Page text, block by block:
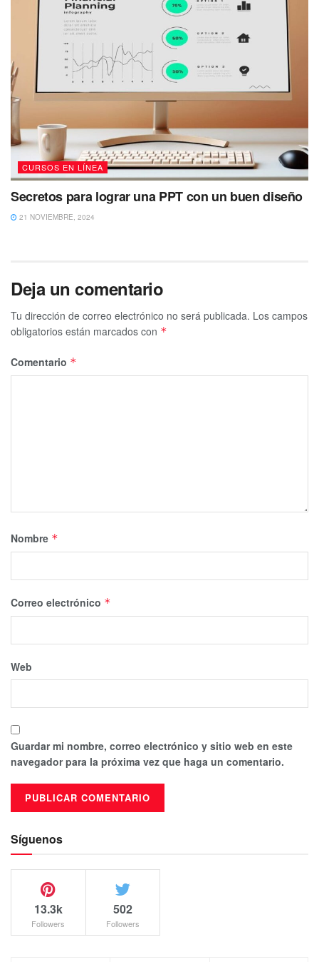
CURSOS EN LÍNEA
Secretos para lograr una PPT con un buen diseño
21 NOVIEMBRE, 2024
Deja un comentario
Tu dirección de correo electrónico no será publicada. Los campos
obligatorios están marcados con *
Comentario *
Nombre *
Correo electrónico *
Web
Guardar mi nombre, correo electrónico y sitio web en este
navegador para la próxima vez que haga un comentario.
Síguenos
13.3k
Followers
502
Followers